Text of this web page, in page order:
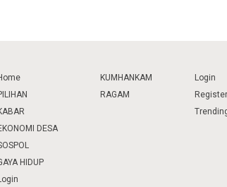
DESA
HIDUP
KUMHANKAM
RAGAM
Login
Register